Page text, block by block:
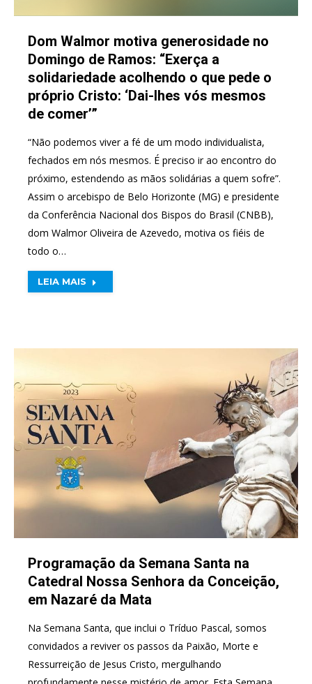
Dom Walmor motiva generosidade no
Domingo de Ramos: “Exerça a
solidariedade acolhendo o que pede o
próprio Cristo: ‘Dai-lhes vós mesmos
de comer’”
“Não podemos viver a fé de um modo individualista,
fechados em nós mesmos. É preciso ir ao encontro do
próximo, estendendo as mãos solidárias a quem sofre”.
Assim o arcebispo de Belo Horizonte (MG) e presidente
da Conferência Nacional dos Bispos do Brasil (CNBB),
dom Walmor Oliveira de Azevedo, motiva os fiéis de
todo o…
LEIA MAIS
Programação da Semana Santa na
Catedral Nossa Senhora da Conceição,
em Nazaré da Mata
Na Semana Santa, que inclui o Tríduo Pascal, somos
convidados a reviver os passos da Paixão, Morte e
Ressurreição de Jesus Cristo, mergulhando